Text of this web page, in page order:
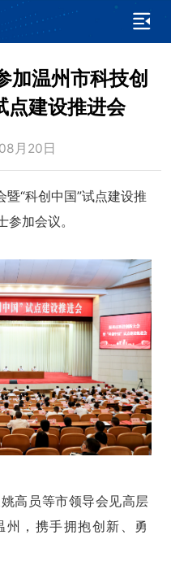
加温州市科技创
点建设推进会
月20日
“科创中国”试点建设推
加会议。
高员等市领导会见高层
州，携手拥抱创新、勇